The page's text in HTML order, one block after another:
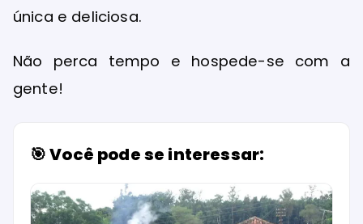
única e deliciosa.
Não perca tempo e hospede-se com a
gente!
🎯 Você pode se interessar: